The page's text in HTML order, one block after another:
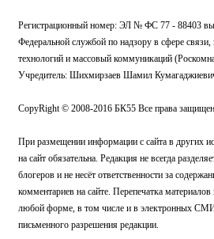
Регистрационный номер: ЭЛ № ФС 77 - 88403
Федеральной службой по надзору в сфере
технологий и массовый коммуникаций
Учредитель: Шихмирзаев Шамил
CopyRight © 2008-2016 БК55 Все права
При размещении информации с сайта в других
на сайт обязательна. Редакция не всегда
блогеров и не несёт ответственности за
комментариев на сайте. Перепечатка
любой форме, в том числе и в электронных
письменного разрешения редакции.